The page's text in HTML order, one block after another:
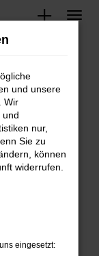
können:
deine
und unsere
Wir
und
nur,
Sie zu
können
widerrufen.
eingesetzt: